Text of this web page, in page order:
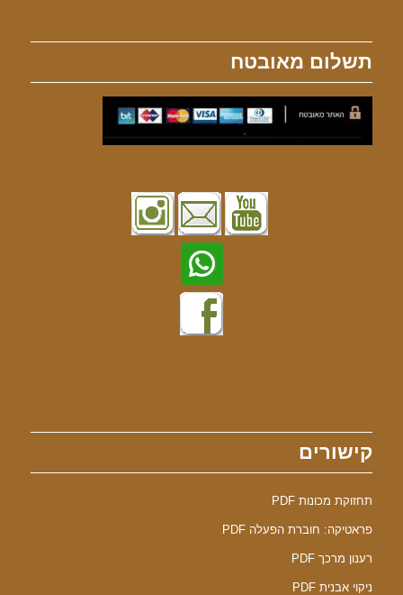
תשלום מאובטח
קישורים
תחזוקת מכונות PDF
פראטיקה: חוברת הפעלה PDF
רענון מרכך PDF
ניקוי אבנית PDF